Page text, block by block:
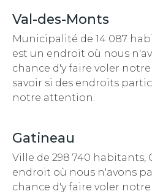
Val-des-Monts
Municipalité de 14 087
est un endroit où nous
chance d'y faire voler
savoir si des endroits
notre attention.
Gatineau
Ville de 298 740 habitants,
endroit où nous n'avons
chance d'y faire voler